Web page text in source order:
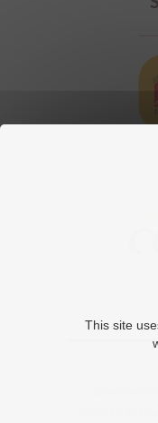
réservés.
This site